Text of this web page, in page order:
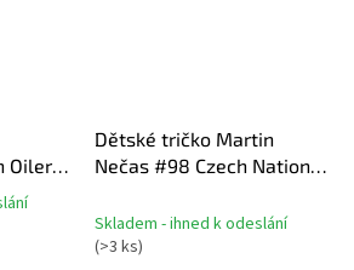
Oilers
N&N
Dětské tričko Martin
Nečas #98 Czech National
Skladem - ihned k odeslání
(>3 ks)